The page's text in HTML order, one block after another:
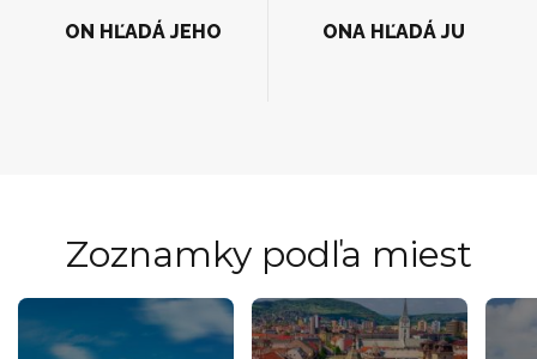
ON HĽADÁ JEHO ONA HĽADÁ JU
Zoznamky podľa miest